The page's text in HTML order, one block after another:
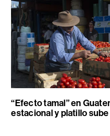
“Efecto tamal” en
estacional y platillo